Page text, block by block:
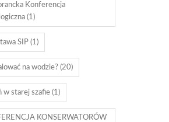
Konferencja
(1)
SIP(1)
na wodzie?(20)
w starej szafie(1)
KONSERWATORÓW